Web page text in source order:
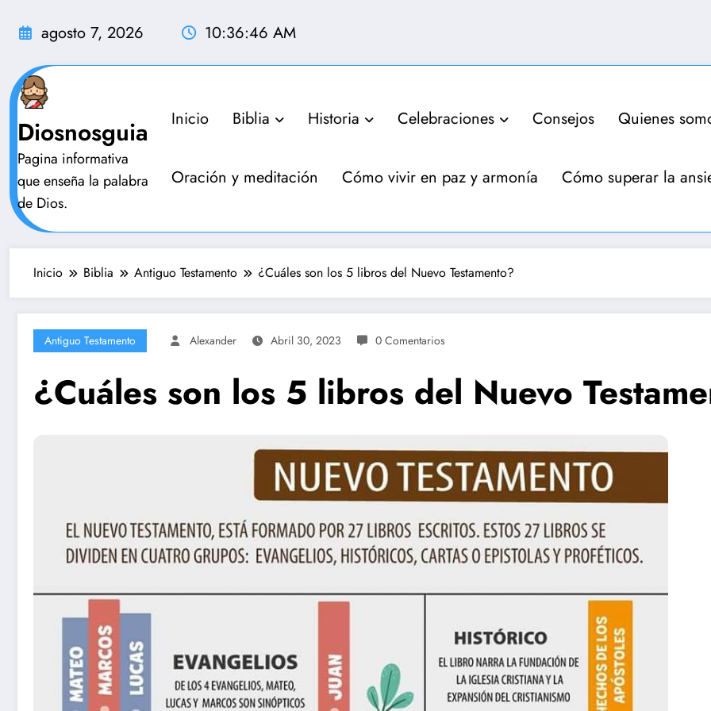
agosto 7, 2026 10:36:47 AM
Diosnosguia
Pagina informativa
que enseña la palabra
de Dios.
Inicio Biblia Historia Celebraciones Consejos Quienes
Oración y meditación Cómo vivir en paz y armonía Cómo superar la
Inicio Biblia Antiguo Testamento ¿Cuáles son los 5 libros del Nuevo Testamento?
Antiguo Testamento Alexander Abril 30, 2023 0 Comentarios
¿Cuáles son los 5 libros del Nuevo